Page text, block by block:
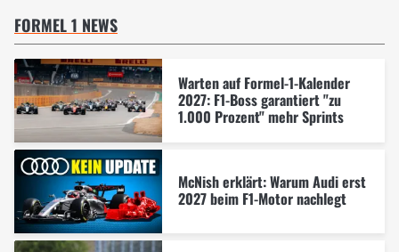
FORMEL 1 NEWS
Warten auf Formel-1-Kalender
2027: F1-Boss garantiert "zu
1.000 Prozent" mehr Sprints
McNish erklärt: Warum Audi erst
2027 beim F1-Motor nachlegt